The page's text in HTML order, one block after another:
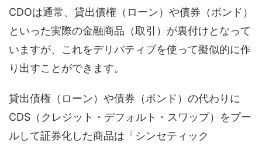
CDOは通常、貸出債権（ローン）や債券（ボンド）
といった実際の金融商品（取引）が裏付けとなって
いますが、これをデリバティブを使って擬似的に作
り出すことができます。
貸出債権（ローン）や債券（ボンド）の代わりに
CDS（クレジット・デフォルト・スワップ）をプー
ルして証券化した商品は「シンセティック